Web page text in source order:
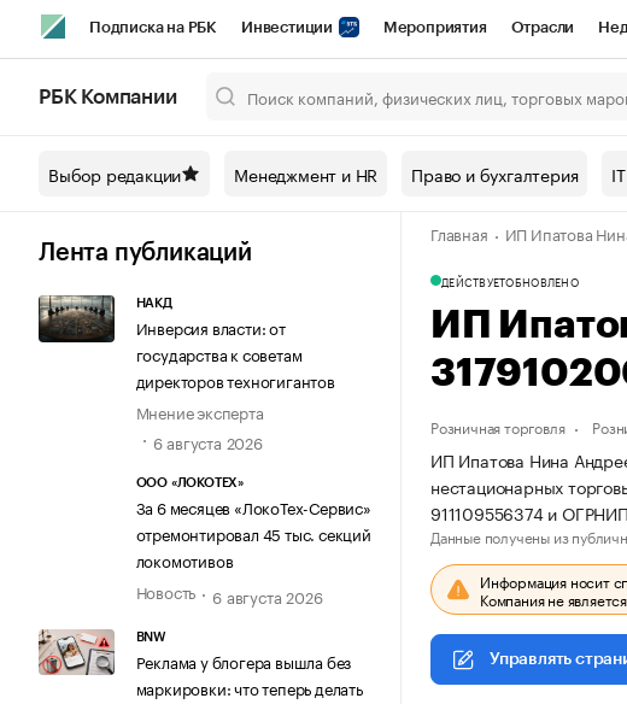
Подписка на РБК Инвестиции Мероприятия Отрасли
Спецпроекты СПб Конференции СПб Спецпроекты Проверка
Технологии и медиа Рынок наличной валюты
РБК Компании
Выбор редакции Менеджмент и HR Право и бухгалтерия
Лента публикаций
НАКД
Инверсия власти: от
государства к советам
директоров техногигантов
Мнение эксперта
6 августа 2026
ООО «ЛОКОТЕХ»
За 6 месяцев «ЛокоТех-Сервис»
отремонтировал 45 тыс. секций
локомотивов
Новость
6 августа 2026
BNW
Реклама у блогера вышла без
маркировки: что теперь делать
Главная ИП Ипатова
ДЕЙСТВУЕТОБНОВЛЕНО
ИП
Розничная торговля
ИП Ипатова Нина
нестационарных
911109556374 и
Данные получены из
Информация носит
Компания не
Управлять